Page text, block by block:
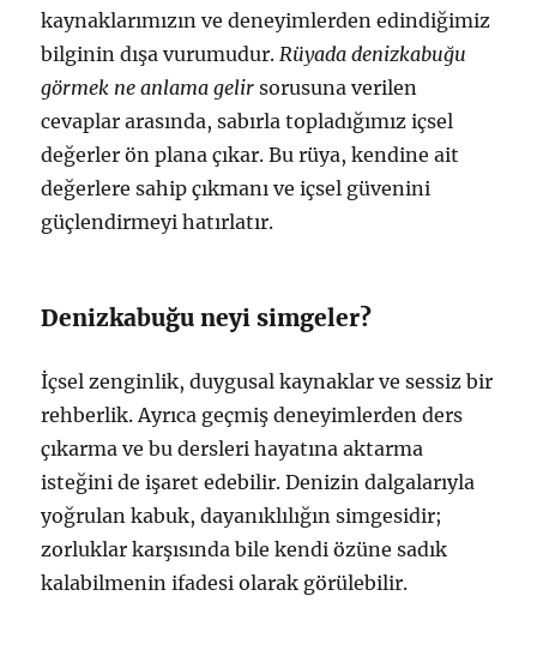
kaynaklarımızın ve deneyimlerden edindiğimiz
bilginin dışa vurumudur. Rüyada denizkabuğu
görmek ne anlama gelir sorusuna verilen
cevaplar arasında, sabırla topladığımız içsel
değerler ön plana çıkar. Bu rüya, kendine ait
değerlere sahip çıkmanı ve içsel güvenini
güçlendirmeyi hatırlatır.
Denizkabuğu neyi simgeler?
İçsel zenginlik, duygusal kaynaklar ve sessiz bir
rehberlik. Ayrıca geçmiş deneyimlerden ders
çıkarma ve bu dersleri hayatına aktarma
isteğini de işaret edebilir. Denizin dalgalarıyla
yoğrulan kabuk, dayanıklılığın simgesidir;
zorluklar karşısında bile kendi özüne sadık
kalabilmenin ifadesi olarak görülebilir.